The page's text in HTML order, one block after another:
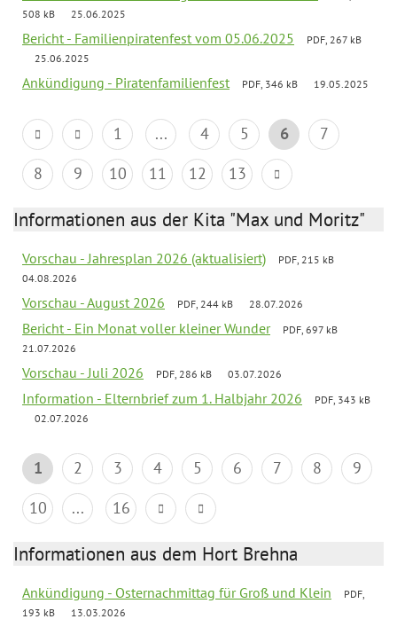
508 kB
25.06.2025
Bericht - Familienpiratenfest vom 05.06.2025
PDF, 267 kB
25.06.2025
Ankündigung - Piratenfamilienfest PDF, 346 kB 19.05.2025
1 ... 4 5 6
7
8
9 10 11 12 13
Informationen aus der Kita "Max und Moritz"
Vorschau - Jahresplan 2026 (aktualisiert)
PDF, 215 kB
04.08.2026
Vorschau - August 2026 PDF, 244 kB 28.07.2026
Bericht - Ein Monat voller kleiner Wunder
PDF, 697 kB
21.07.2026
Vorschau - Juli 2026 PDF, 286 kB 03.07.2026
Information - Elternbrief zum 1. Halbjahr 2026
PDF, 343 kB
02.07.2026
1 2 3 4 5 6 7 8
9
10
... 16
Informationen aus dem Hort Brehna
Ankündigung - Osternachmittag für Groß und Klein
PDF,
193 kB
13.03.2026